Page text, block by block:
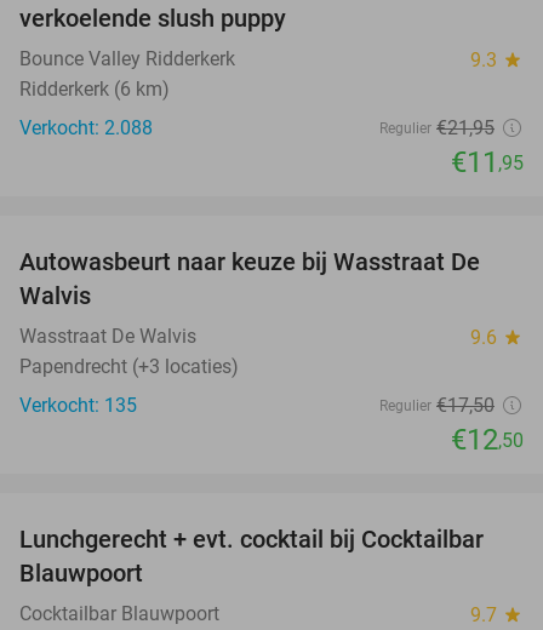
verkoelende slush puppy
Bounce Valley Ridderkerk 9.3 star
Ridderkerk (6 km)
Verkocht: 2.088
Regulier €21,95
€11 ,95
29%
Autowasbeurt naar keuze bij Wasstraat De
Walvis
Wasstraat De Walvis 9.6 star
Papendrecht (+3 locaties)
Verkocht: 135
Regulier €17,50
€12,50
34%
Lunchgerecht + evt. cocktail bij Cocktailbar
Blauwpoort
Cocktailbar Blauwpoort 9.7 star